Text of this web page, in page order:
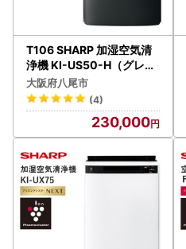
T106 SHARP 加湿空気清
浄機 KI-US50-H（グレー
系）
大阪府八尾市
(4)
230,000